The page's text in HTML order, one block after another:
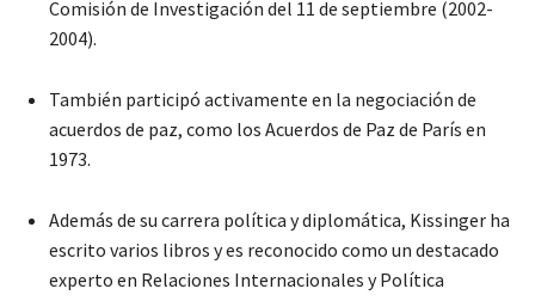
Comisión de Investigación del 11 de septiembre (2002-
2004).
También participó activamente en la negociación de
acuerdos de paz, como los Acuerdos de Paz de París en
1973.
Además de su carrera política y diplomática, Kissinger ha
escrito varios libros y es reconocido como un destacado
experto en Relaciones Internacionales y Política